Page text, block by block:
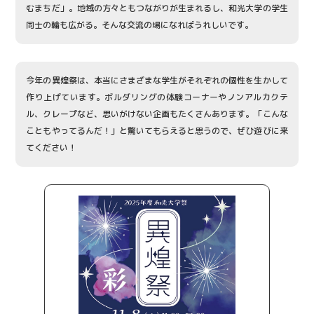
むまちだ」。地域の方々ともつながりが生まれるし、和光大学の学生
同士の輪も広がる。そんな交流の場になればうれしいです。
今年の異煌祭は、本当にさまざまな学生がそれぞれの個性を生かして
作り上げています。ボルダリングの体験コーナーやノンアルカクテ
ル、クレープなど、思いがけない企画もたくさんあります。「こんな
こともやってるんだ！」と驚いてもらえると思うので、ぜひ遊びに来
てください！